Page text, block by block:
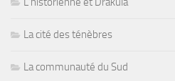
La cité des ténèbres
La communauté du Sud